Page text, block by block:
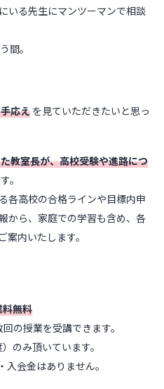
いる先生にマンツーマンで相談
間。
応え を見ていただきたいと思っ
教室長が、高校受験や進路につ
。
各高校の合格ラインや目標内申
から、家庭での学習も含め、各
内いたします。
料無料
の授業を受講できます。
のみ頂いています。
会金はありません。